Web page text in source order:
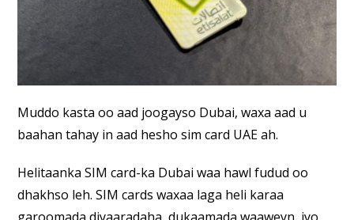
Muddo kasta oo aad joogayso Dubai, waxa aad u
baahan tahay in aad hesho sim card UAE ah.
Helitaanka SIM card-ka Dubai waa hawl fudud oo
dhakhso leh. SIM cards waxaa laga heli karaa